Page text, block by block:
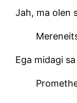
Jah, ma olen
Ega midagi